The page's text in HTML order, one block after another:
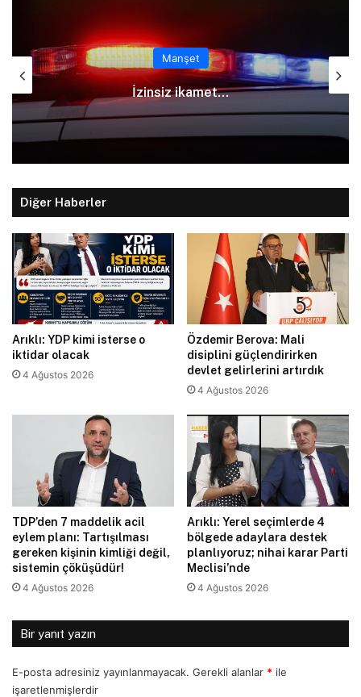
Manşet
İzinsiz ikamet…
Diğer Haberler
Arıklı: YDP kimi isterse o
iktidar olacak
4 Ağustos 2026
Özdemir Berova: Mali
disiplini güçlendirirken
devlet gelirlerini artırdık
4 Ağustos 2026
TDP’den 7 maddelik acil
eylem planı: Tartışılması
gereken kişinin kimliği değil,
sistemin çöküşüdür!
4 Ağustos 2026
Arıklı: Yerel seçimlerde 4
bölgede adaylara destek
planlıyoruz; nihai karar Parti
Meclisi’nde
4 Ağustos 2026
Bir yanıt yazın
E-posta adresiniz yayınlanmayacak. Gerekli alanlar * ile
işaretlenmişlerdir